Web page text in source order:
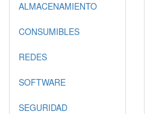
ALMACENAMIENTO
CONSUMIBLES
REDES
SOFTWARE
SEGURIDAD